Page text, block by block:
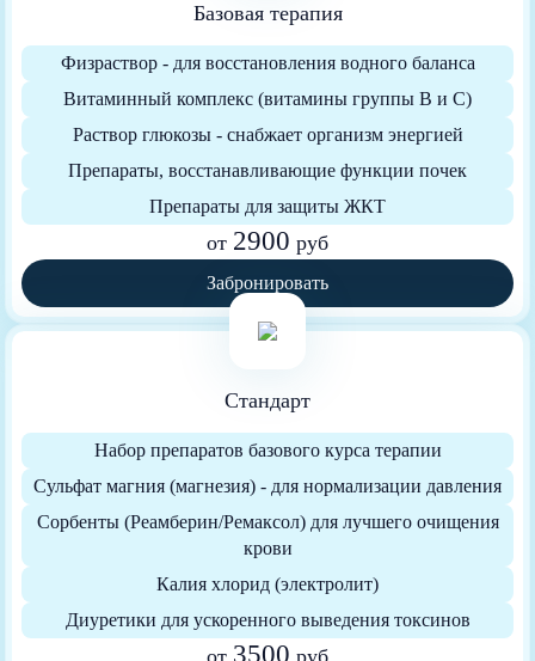
Базовая терапия
Физраствор - для восстановления водного баланса
Витаминный комплекс (витамины группы B и C)
Раствор глюкозы - снабжает организм энергией
Препараты, восстанавливающие функции почек
Препараты для защиты ЖКТ
от 2900 руб
Забронировать
Стандарт
Набор препаратов базового курса терапии
Сульфат магния (магнезия) - для нормализации давления
Сорбенты (Реамберин/Ремаксол) для лучшего очищения
крови
Калия хлорид (электролит)
Диуретики для ускоренного выведения токсинов
от 3500 руб